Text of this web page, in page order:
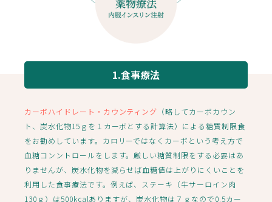
1.食事療法
カーボハイドレート・カウンティング （略してカーボカウン
ト、炭水化物15ｇを１カーボとする計算法）による糖質制限食
をお勧めしています。カロリーではなくカーボという考え方で
血糖コンントロールをします。厳しい糖質制限をする必要はあ
りませんが、炭水化物を減らせば血糖値は上がりにくいことを
利用した食事療法です。例えば、ステーキ（牛サーロイン肉
130ｇ）は500kcalありますが、炭水化物は７ｇなので0.5カー